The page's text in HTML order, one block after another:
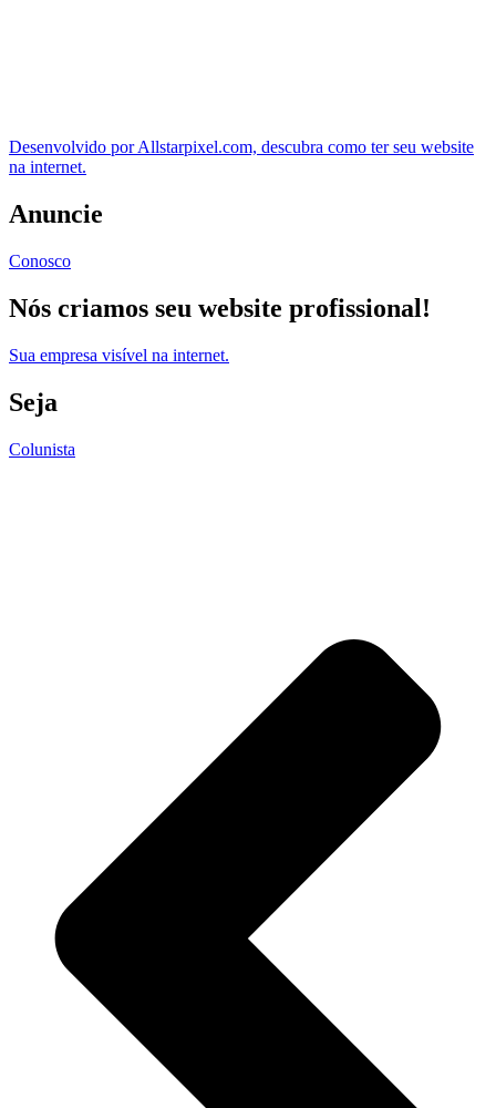
Desenvolvido por Allstarpixel.com, descubra como ter seu website
na internet.
Anuncie
Conosco
Nós criamos seu website profissional!
Sua empresa visível na internet.
Seja
Colunista